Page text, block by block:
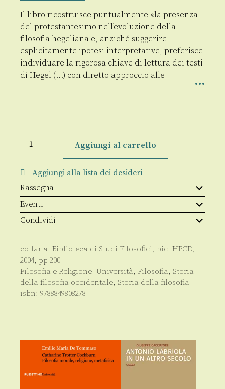
Il libro ricostruisce puntualmente «la presenza
del protestantesimo nell’evoluzione della
filosofia hegeliana e, anziché suggerire
esplicitamente ipotesi interpretative, preferisce
individuare la rigorosa chiave di lettura dei testi
di Hegel (…) con diretto approccio alle
Protestantesimo
Hegel
quantità
Aggiungi al carrello
Aggiungi alla lista dei desideri
Rassegna
Eventi
Condividi
collana: Biblioteca di Studi Filosofici, bic: HPCD,
2004, pp 200
Filosofia e Religione, Università, Filosofia, Storia
della filosofia occidentale, Storia della filosofia
isbn: 9788849808278